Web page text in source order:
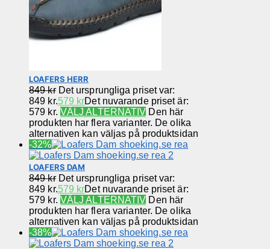
LOAFERS HERR
849kr Det ursprungliga priset var:
849 kr.579 krDet nuvarande priset är:
579 kr. VÄLJ ALTERNATIV Den här
produkten har flera varianter. De olika
alternativen kan väljas på produktsidan
-32%
LOAFERS DAM
849kr Det ursprungliga priset var:
849 kr.579 krDet nuvarande priset är:
579 kr. VÄLJ ALTERNATIV Den här
produkten har flera varianter. De olika
alternativen kan väljas på produktsidan
-38%